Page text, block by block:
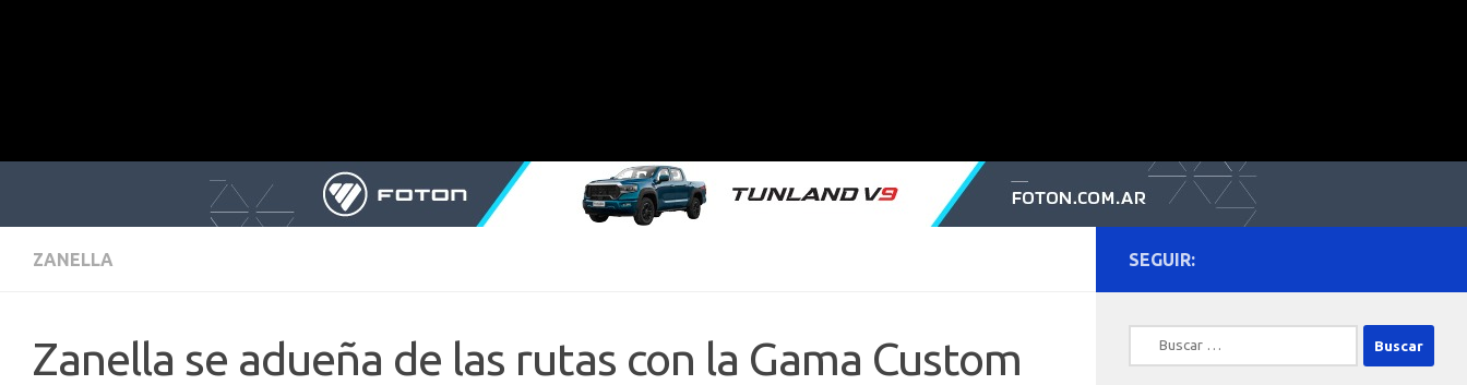
ZANELLA
Zanella se adueña de las rutas con la Gama Custom
SEGUIR:
Buscar: